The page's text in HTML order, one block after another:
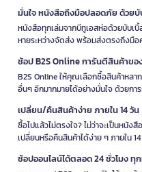
มั่นใจ หนังสือถึงมือปลอดภัย ด้วยบั
หนังสือทุกเล่มจากบีทูเอสห่อด้วยบับเ
หายระหว่างจัดส่ง พร้อมส่งตรงถึง
ช้อป B2S Online การันตีสินค้าขอ
B2S Online ให้คุณเลือกซื้อสินค้าหลา
อื่นๆ อีกมากมายได้อย่างมั่นใจ ด้วยก
เปลี่ยน/คืนสินค้าง่าย ภายใน 14 วัน
ซื้อไปแล้วไม่ตรงใจ? ไม่ว่าจะเป็นหนั
เปลี่ยนหรือคืนสินค้าได้ง่าย ๆ ภายใน
ช้อปออนไลน์ได้ตลอด 24 ชั่วโมง ทุ